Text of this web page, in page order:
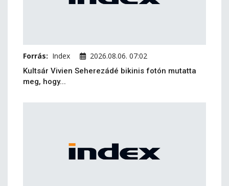
Forrás: Index 2026.08.06. 07:02
Kultsár Vivien Seherezádé bikinis fotón mutatta
meg, hogy...